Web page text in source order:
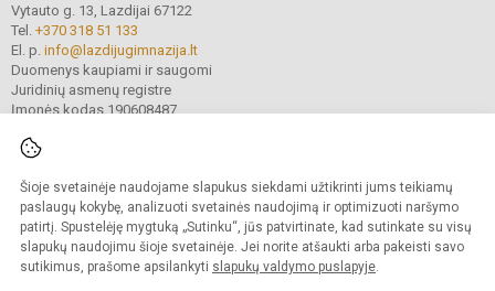
Šioje svetainėje naudojame slapukus siekdami užtikrinti jums teikiamų
paslaugų kokybę, analizuoti svetainės naudojimą ir optimizuoti naršymo
patirtį. Spustelėję mygtuką „Sutinku“, jūs patvirtinate, kad sutinkate su visų
slapukų naudojimu šioje svetainėje. Jei norite atšaukti arba pakeisti savo
sutikimus, prašome apsilankyti slapukų valdymo puslapyje.
Vytauto g. 13, Lazdijai 67122
Tel. +370 318 51 133
El. p. info@lazdijugimnazija.lt
Duomenys kaupiami ir saugomi
Juridinių asmenų registre
Įmonės kodas 190608487
© 2024.Lazdijų Motiejaus Gustaičio gimnazija. Visos teisės saugomos.
Kopijuoti turinį be raštiško įstaigos administracijos sutikimo griežtai draudžiama.
Prieinamumo paraiška Slapukų valdymas
Sumanus būdas atnaujinti